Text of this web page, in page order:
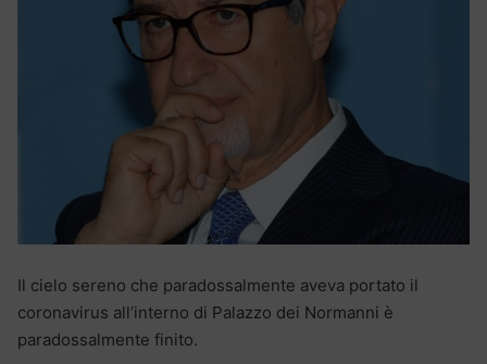
Il cielo sereno che paradossalmente aveva portato il
coronavirus all’interno di Palazzo dei Normanni è
paradossalmente finito.